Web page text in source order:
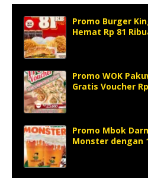
Promo Burger
Hemat Rp 81
Promo WOK
Gratis Voucher
Promo Mbok
Monster dengan